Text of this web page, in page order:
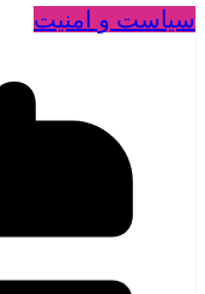
سیاست و امنیت